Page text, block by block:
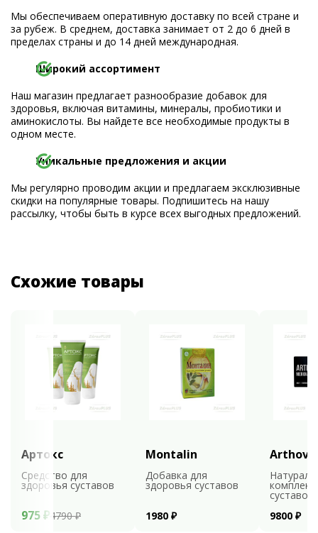
Мы обеспечиваем оперативную доставку по всей стране и
за рубеж. В среднем, доставка занимает от 2 до 6 дней в
пределах страны и до 14 дней международная.
Широкий ассортимент
Наш магазин предлагает разнообразие добавок для
здоровья, включая витамины, минералы, пробиотики и
аминокислоты. Вы найдете все необходимые продукты в
одном месте.
Уникальные предложения и акции
Мы регулярно проводим акции и предлагаем эксклюзивные
скидки на популярные товары. Подпишитесь на нашу
рассылку, чтобы быть в курсе всех выгодных предложений.
Схожие товары
Артокс
Средство для
здоровья суставов
975 ₽ 4790 ₽
Montalin
Добавка для
здоровья суставов
1980 ₽
комплекс
суставов
9800 ₽